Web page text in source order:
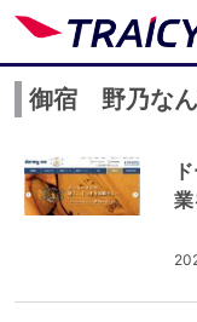
御宿 野乃な